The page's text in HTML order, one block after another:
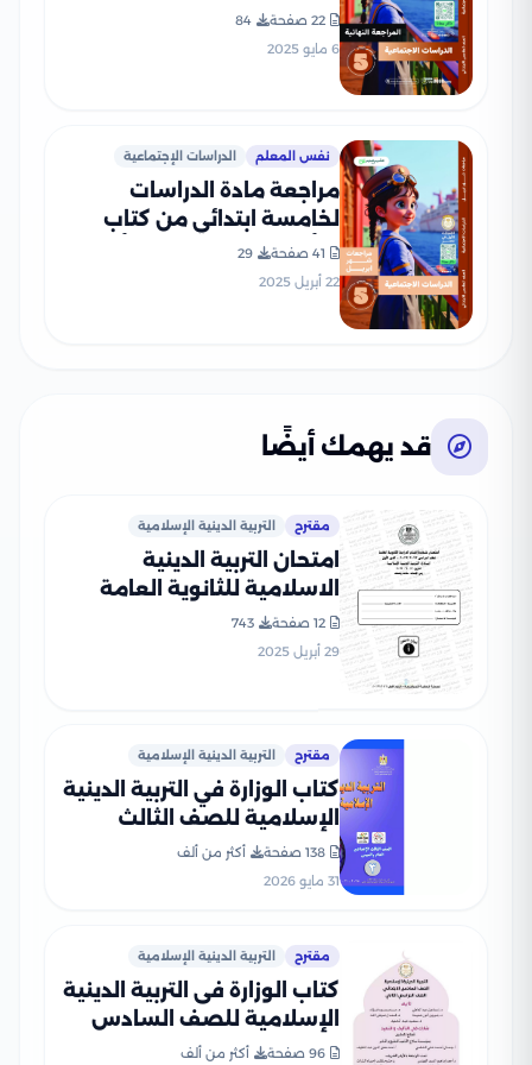
الخامس الابتدائي الترم الثاني
2025 PDF بالاجابات
22 صفحة
84
6 مايو 2025
نفس المعلم الدراسات الإجتماعية
مراجعة مادة الدراسات
لخامسة ابتدائي من كتاب
التأسيس السليم مقرر أبريل
2025 بصيغة PDF
41 صفحة
29
22 أبريل 2025
قد يهمك أيضًا
مقترح التربية الدينية الإسلامية
امتحان التربية الدينية
الاسلامية للثانوية العامة
2023 بصيغة PDF
12 صفحة
743
29 أبريل 2025
مقترح التربية الدينية الإسلامية
كتاب الوزارة في التربية الدينية
الإسلامية للصف الثالث
الإعدادي 2026 بصيغة PDF
138 صفحة
أكثر من ألف
31 مايو 2026
مقترح التربية الدينية الإسلامية
كتاب الوزارة فى التربية الدينية
الإسلامية للصف السادس
96 صفحة
أكثر من ألف